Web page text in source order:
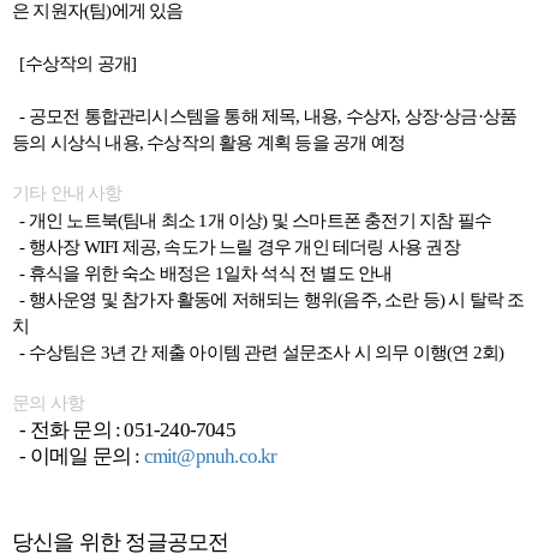
은 지원자(팀)에게 있음
[수상작의 공개]
- 공모전 통합관리시스템을 통해 제목, 내용, 수상자, 상장·상금·상품
등의 시상식 내용, 수상작의 활용 계획 등을 공개 예정
기타 안내 사항
- 개인 노트북(팀내 최소 1개 이상) 및 스마트폰 충전기 지참 필수
- 행사장 WIFI 제공, 속도가 느릴 경우 개인 테더링 사용 권장
- 휴식을 위한 숙소 배정은 1일차 석식 전 별도 안내
- 행사운영 및 참가자 활동에 저해되는 행위(음주, 소란 등) 시 탈락 조
치
- 수상팀은 3년 간 제출 아이템 관련 설문조사 시 의무 이행(연 2회)
문의 사항
- 전화 문의 : 051-240-7045
- 이메일 문의 : cmit@pnuh.co.kr
당신을 위한 정글공모전